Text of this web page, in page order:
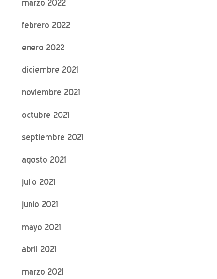
marzo 2022
febrero 2022
enero 2022
diciembre 2021
noviembre 2021
octubre 2021
septiembre 2021
agosto 2021
julio 2021
junio 2021
mayo 2021
abril 2021
marzo 2021